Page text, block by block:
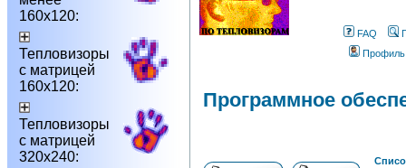
160х120:
Тепловизоры
с матрицей
160х120:
Тепловизоры
с матрицей
320х240:
FAQ
Профиль
Программное